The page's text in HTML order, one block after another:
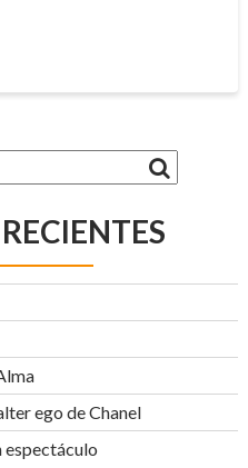
ego de Chanel
espectáculo